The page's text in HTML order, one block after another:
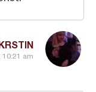
10:21 am